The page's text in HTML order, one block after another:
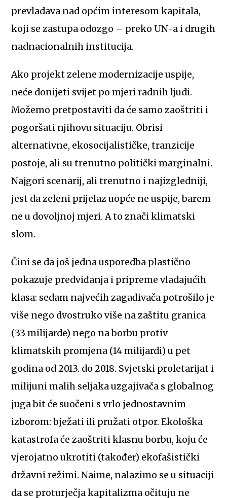
prevladava nad općim interesom kapitala,
koji se zastupa odozgo – preko UN-a i drugih
nadnacionalnih institucija.
Ako projekt zelene modernizacije uspije,
neće donijeti svijet po mjeri radnih ljudi.
Možemo pretpostaviti da će samo zaoštriti i
pogoršati njihovu situaciju. Obrisi
alternativne, ekosocijalističke, tranzicije
postoje, ali su trenutno politički marginalni.
Najgori scenarij, ali trenutno i najizgledniji,
jest da zeleni prijelaz uopće ne uspije, barem
ne u dovoljnoj mjeri. A to znači klimatski
slom.
Čini se da još jedna usporedba plastično
pokazuje predviđanja i pripreme vladajućih
klasa: sedam najvećih zagađivača potrošilo je
više nego dvostruko više na zaštitu granica
(33 milijarde) nego na borbu protiv
klimatskih promjena (14 milijardi) u pet
godina od 2013. do 2018. Svjetski proletarijat i
milijuni malih seljaka uzgajivača s globalnog
juga bit će suočeni s vrlo jednostavnim
izborom: bježati ili pružati otpor. Ekološka
katastrofa će zaoštriti klasnu borbu, koju će
vjerojatno ukrotiti (također) ekofašistički
državni režimi. Naime, nalazimo se u situaciji
da se proturječja kapitalizma očituju ne